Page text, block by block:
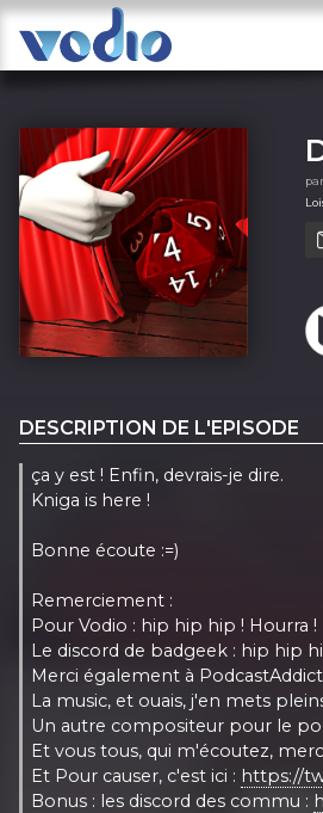
par
DESCRIPTION DE L'EPISODE
ça y est ! Enfin, devrais-je dire.
Kniga is here !
Bonne écoute :=)
Remerciement :
Pour Vodio : hip hip hip ! Hourra !
Le discord de badgeek : hip hip
Merci également à
La music, et ouais, j'en mets
Un autre compositeur pour le
Et vous tous, qui m'écoutez,
Et Pour causer, c'est ici : https://
Bonus : les discord des commu :